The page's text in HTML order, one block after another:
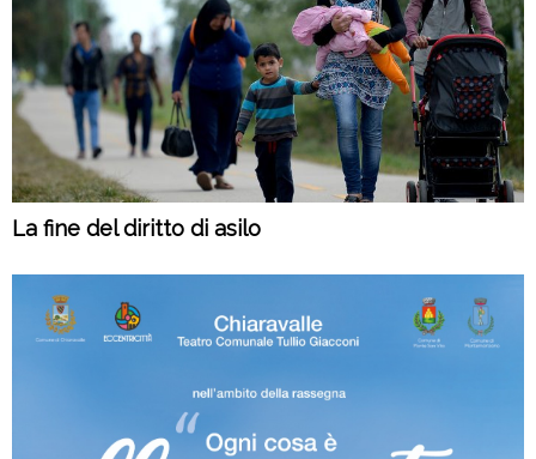
La fine del diritto di asilo